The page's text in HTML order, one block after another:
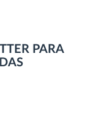
PARA